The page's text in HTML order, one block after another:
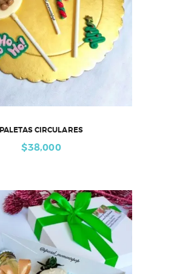
PALETAS CIRCULARES
$38,000